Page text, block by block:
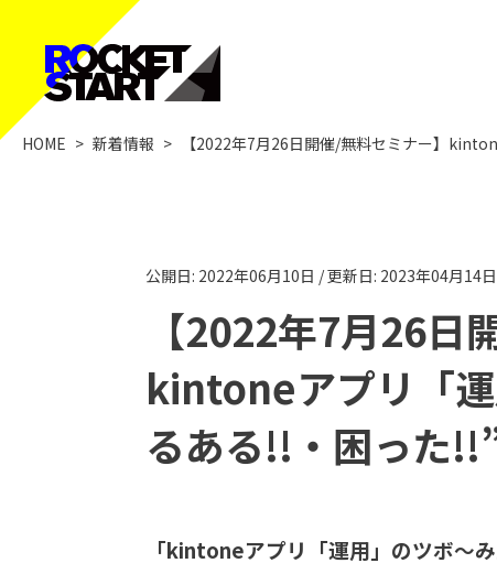
HOME > 新着情報 > 【2022年7月26日開催/無料セミナー】
公開日: 2022年06月10日 / 更新日: 2023年04月14日
【2022年7月26日
kintoneアプリ「
るある!!・困った
「kintoneアプリ「運用」のツボ〜